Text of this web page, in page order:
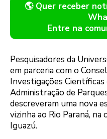
🌎 Quer receber
Entre na
Pesquisadores da
em parceria com o
Investigações Científicas
Administração de
descreveram uma nova
vizinha ao Rio Paraná,
Iguazú.